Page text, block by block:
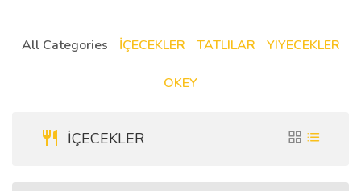
All Categories İÇECEKLER TATLILAR YIYECEKLER
OKEY
İÇECEKLER